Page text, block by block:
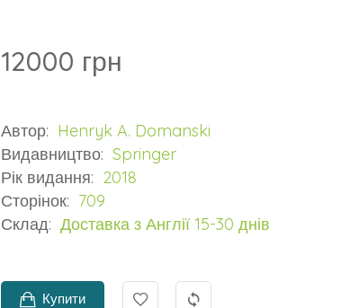
12000 грн
Автор: Henryk A. Domanski
Видавництво: Springer
Рік видання: 2018
Сторінок: 709
Склад: Доставка з Англії 15-30 днів
Купити